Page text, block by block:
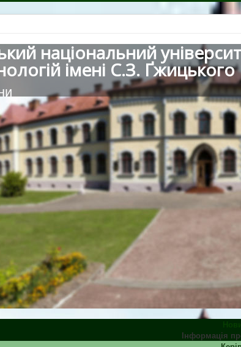
національний
імені С.З. Ґжицького
Інформація